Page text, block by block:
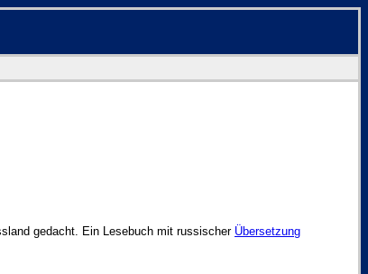
gedacht. Ein Lesebuch mit russischer Übersetzung